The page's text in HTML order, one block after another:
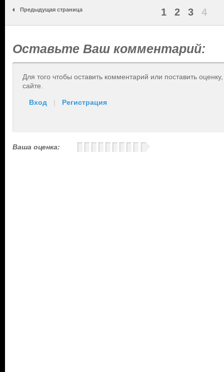
Предыдущая страница 1 2 3 4
Оставьте Ваш комментарий:
Для того чтобы оставить комментарий или поставить
сайте.
Вход | Регистрация
Ваша оценка: